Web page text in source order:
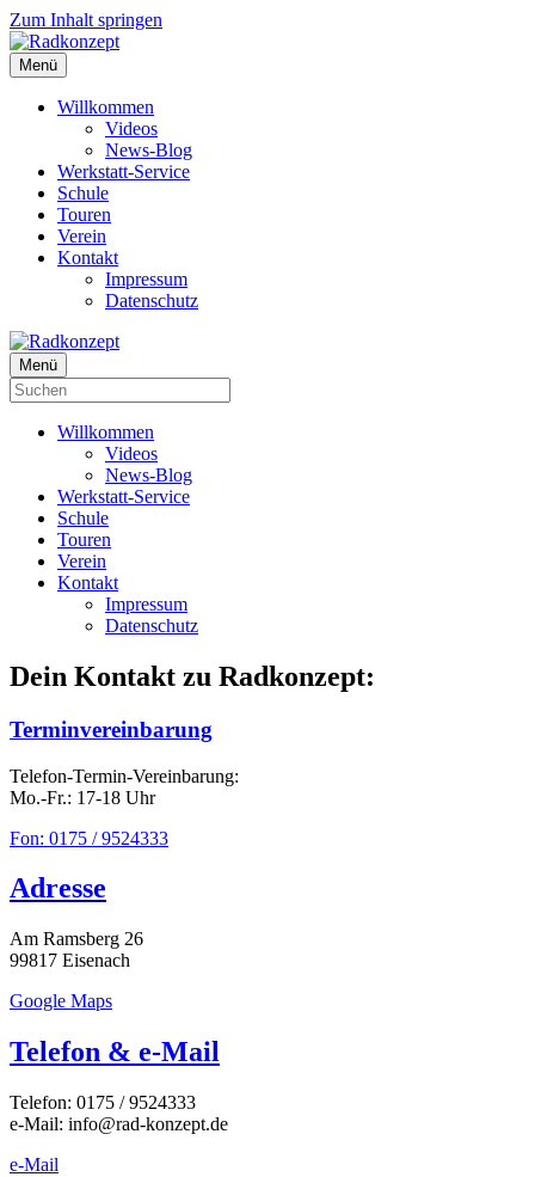
Zum Inhalt springen
Menü
Willkommen
Videos
News-Blog
Werkstatt-Service
Schule
Touren
Verein
Kontakt
Impressum
Datenschutz
Menü
Willkommen
Videos
News-Blog
Werkstatt-Service
Schule
Touren
Verein
Kontakt
Impressum
Datenschutz
Dein Kontakt zu Radkonzept:
Terminvereinbarung
Telefon-Termin-Vereinbarung:
Mo.-Fr.: 17-18 Uhr
Fon: 0175 / 9524333
Adresse
Am Ramsberg 26
99817 Eisenach
Google Maps
Telefon & e-Mail
Telefon: 0175 / 9524333
e-Mail: info@rad-konzept.de
e-Mail